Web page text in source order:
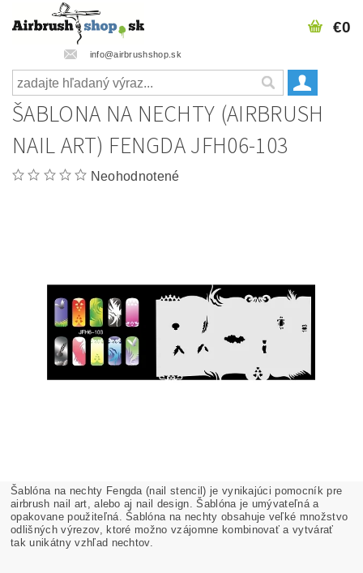
info@airbrushshop.sk
€0
ŠABLONA NA NECHTY (AIRBRUSH
NAIL ART) FENGDA JFH06-103
Neohodnotené
Šablóna na nechty Fengda (nail stencil) je vynikajúci pomocník pre
airbrush nail art, alebo aj nail design. Šablóna je umývateľná a
opakovane použiteľná. Šablóna na nechty obsahuje veľké množstvo
odlišných výrezov, ktoré možno vzájomne kombinovať a vytvárať
tak unikátny vzhľad nechtov.